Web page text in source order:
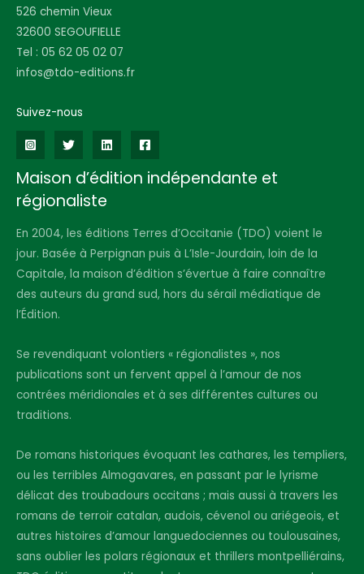
526 chemin Vieux
32600 SEGOUFIELLE
Tel : 05 62 05 02 07
infos@tdo-editions.fr
Suivez-nous
Maison d’édition indépendante et
régionaliste
En 2004, les éditions Terres d’Occitanie (TDO) voient le
jour. Basée à Perpignan puis à L’Isle-Jourdain, loin de la
Capitale, la maison d’édition s’évertue à faire connaître
des auteurs du grand sud, hors du sérail médiatique de
l’Édition.
Se revendiquant volontiers « régionalistes », nos
publications sont un fervent appel à l’amour de nos
contrées méridionales et à ses différentes cultures ou
traditions.
De romans historiques évoquant les cathares, les templiers,
ou les terribles Almogavares, en passant par le lyrisme
délicat des troubadours occitans ; mais aussi à travers les
romans de terroir catalan, audois, cévenol ou ariégeois, et
autres histoires d’amour languedociennes ou toulousaines,
sans oublier les polars régionaux et thrillers montpelliérains,